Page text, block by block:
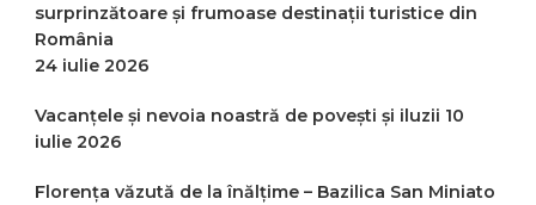
surprinzătoare și frumoase destinații turistice din
România
24 iulie 2026
Vacanțele și nevoia noastră de povești și iluzii 10
iulie 2026
Florența văzută de la înălțime – Bazilica San Miniato